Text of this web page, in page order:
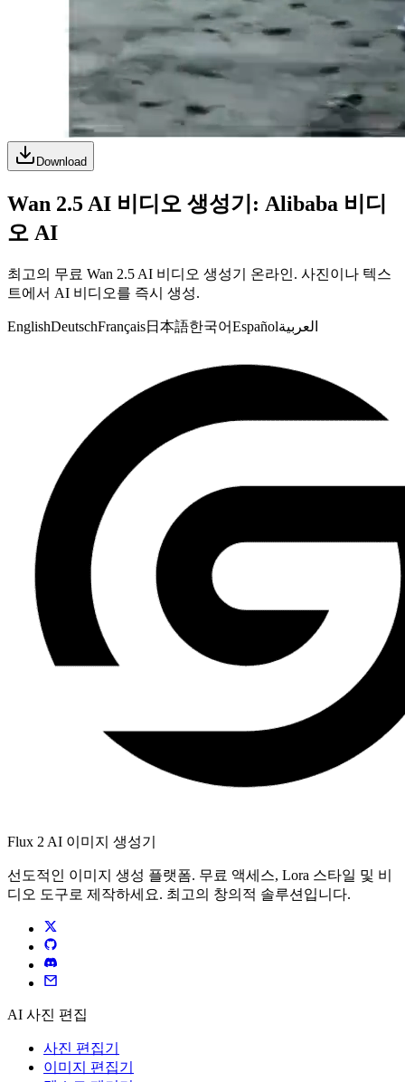
Download
Wan 2.5 AI 비디오 생성기: Alibaba 비디
오 AI
최고의 무료 Wan 2.5 AI 비디오 생성기 온라인. 사진이나 텍스
트에서 AI 비디오를 즉시 생성.
EnglishDeutschFrançais日本語한국어Españolالعربية
Flux 2 AI 이미지 생성기
선도적인 이미지 생성 플랫폼. 무료 액세스, Lora 스타일 및 비
디오 도구로 제작하세요. 최고의 창의적 솔루션입니다.
AI 사진 편집
사진 편집기
이미지 편집기